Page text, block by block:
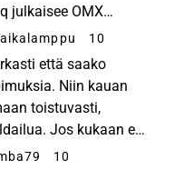
julkaisee OMX
tulokset
10
että saako
Niin kauan
toistuvasti,
Jos kukaan ei
enemmän
10